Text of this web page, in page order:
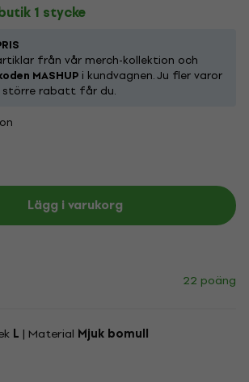
1 stycke
från vår merch-kollektion och
MASHUP i kundvagnen. Ju fler varor
större rabatt får du.
Lägg i varukorg
22 poäng
L | Material Mjuk bomull